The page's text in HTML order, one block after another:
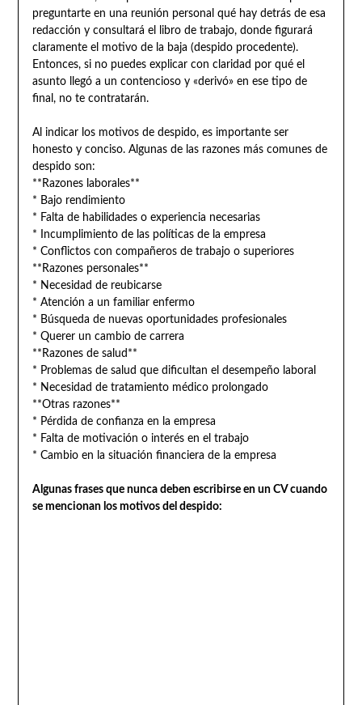
preguntarte en una reunión personal qué hay detrás de esa
redacción y consultará el libro de trabajo, donde figurará
claramente el motivo de la baja (despido procedente).
Entonces, si no puedes explicar con claridad por qué el
asunto llegó a un contencioso y «derivó» en ese tipo de
final, no te contratarán.
Al indicar los motivos de despido, es importante ser
honesto y conciso. Algunas de las razones más comunes de
despido son:
**Razones laborales**
* Bajo rendimiento
* Falta de habilidades o experiencia necesarias
* Incumplimiento de las políticas de la empresa
* Conflictos con compañeros de trabajo o superiores
**Razones personales**
* Necesidad de reubicarse
* Atención a un familiar enfermo
* Búsqueda de nuevas oportunidades profesionales
* Querer un cambio de carrera
**Razones de salud**
* Problemas de salud que dificultan el desempeño laboral
* Necesidad de tratamiento médico prolongado
**Otras razones**
* Pérdida de confianza en la empresa
* Falta de motivación o interés en el trabajo
* Cambio en la situación financiera de la empresa
Algunas frases que nunca deben escribirse en un CV cuando
se mencionan los motivos del despido: